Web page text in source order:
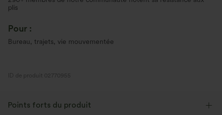
plis
Pour :
Bureau, trajets, vie mouvementée
ID de produit 02770955
Points forts du produit